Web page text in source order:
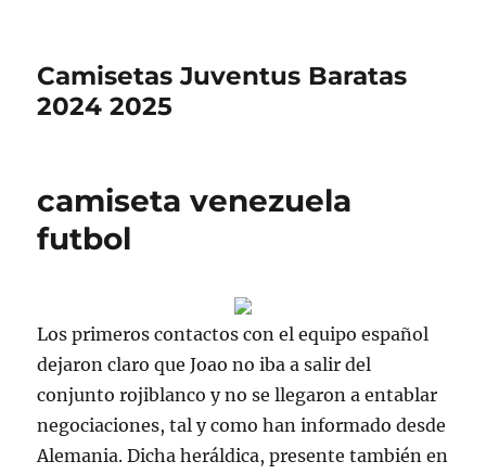
Camisetas Juventus Baratas
2024 2025
camiseta venezuela
futbol
Los primeros contactos con el equipo español
dejaron claro que Joao no iba a salir del
conjunto rojiblanco y no se llegaron a entablar
negociaciones, tal y como han informado desde
Alemania. Dicha heráldica, presente también en